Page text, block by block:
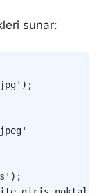
sunar:
) ;
) ;